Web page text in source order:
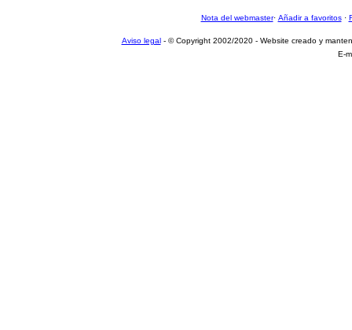
Nota del webmaster· Añadir a favoritos·
Aviso legal- © Copyright 2002/2020 - Website creado y
E-